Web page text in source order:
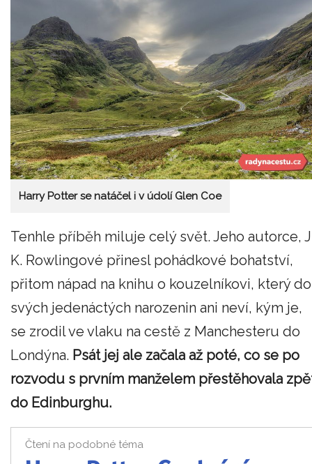
Harry Potter se natáčel i v údolí Glen Coe
Tenhle příběh miluje celý svět. Jeho autorce,
K. Rowlingové přinesl pohádkové bohatství,
přitom nápad na knihu o kouzelníkovi, který do
svých jedenáctých narozenin ani neví, kým je,
se zrodil ve vlaku na cestě z Manchesteru do
Londýna. Psát jej ale začala až poté, co se po
rozvodu s prvním manželem přestěhovala
do Edinburghu.
Čtení na podobné téma